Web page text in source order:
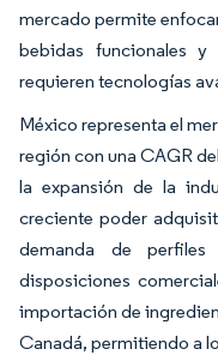
mercado permite
bebidas funcionales
requieren tecnologías
México representa el
región con una CAGR
la expansión de la
creciente poder
demanda de
disposiciones
importación de
Canadá, permitiendo a